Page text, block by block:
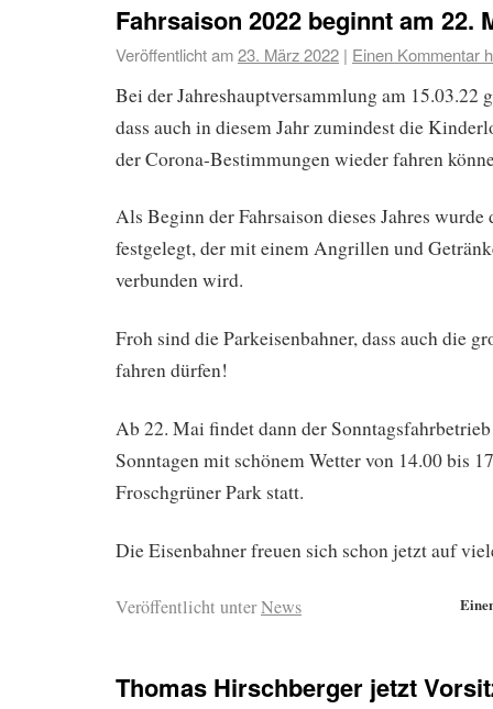
Fahrsaison 2022 beginnt am 22.
Veröffentlicht am23. März 2022 | Einen Kommentar
Bei der Jahreshauptversammlung am 15.03.22
dass auch in diesem Jahr zumindest die
der Corona-Bestimmungen wieder fahren
Als Beginn der Fahrsaison dieses Jahres
festgelegt, der mit einem Angrillen und
verbunden wird.
Froh sind die Parkeisenbahner, dass auch die
fahren dürfen!
Ab 22. Mai findet dann der
Sonntagen mit schönem Wetter von 14.00 bis
Froschgrüner Park statt.
Die Eisenbahner freuen sich schon jetzt auf
Veröffentlicht unterNews
Thomas Hirschberger jetzt